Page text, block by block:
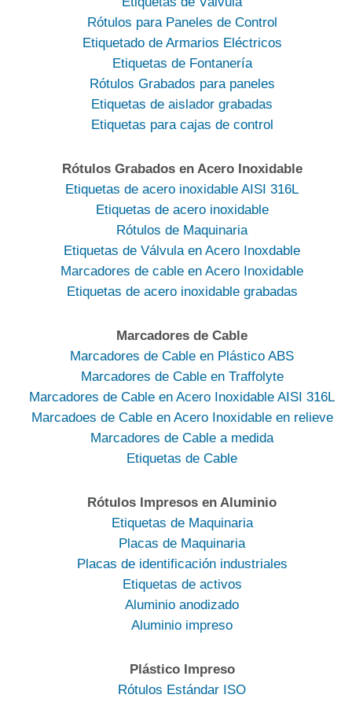
Rótulos para Paneles de Control
Etiquetado de Armarios Eléctricos
Etiquetas de Fontanería
Rótulos Grabados para paneles
Etiquetas de aislador grabadas
Etiquetas para cajas de control
Rótulos Grabados en Acero Inoxidable
Etiquetas de acero inoxidable AISI 316L
Etiquetas de acero inoxidable
Rótulos de Maquinaria
Etiquetas de Válvula en Acero Inoxdable
Marcadores de cable en Acero Inoxidable
Etiquetas de acero inoxidable grabadas
Marcadores de Cable
Marcadores de Cable en Plástico ABS
Marcadores de Cable en Traffolyte
Marcadores de Cable en Acero Inoxidable AISI 316L
Marcadoes de Cable en Acero Inoxidable en relieve
Marcadores de Cable a medida
Etiquetas de Cable
Rótulos Impresos en Aluminio
Etiquetas de Maquinaria
Placas de Maquinaria
Placas de identificación industriales
Etiquetas de activos
Aluminio anodizado
Aluminio impreso
Plástico Impreso
Rótulos Estándar ISO